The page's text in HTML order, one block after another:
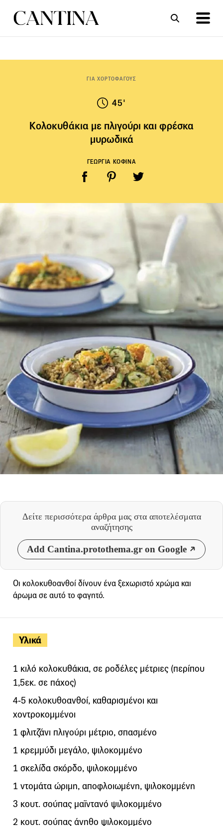
ΓΙΑ ΧΟΡΤΟΦΑΓΟΥΣ
45'
Κολοκυθάκια µε πλιγούρι και φρέσκα
µυρωδικά
ΓΕΩΡΓΙΑ ΚΟΦΙΝΑ
Δείτε περισσότερα άρθρα μας στα αποτελέσματα
αναζήτησης
Add Cantina.protothema.gr on Google
Υλικά
1 κιλό κολοκυθάκια, σε ροδέλες µέτριες (περίπου
1,5εκ. σε πάχος)
4-5 κολοκυθοανθοί, καθαρισµένοι και
χοντροκοµµένοι
1 φλιτζάνι πλιγούρι µέτριο, σπασµένο
1 κρεµµύδι µεγάλο, ψιλοκοµµένο
1 σκελίδα σκόρδο, ψιλοκοµµένο
1 ντοµάτα ώριµη, αποφλοιωµένη, ψιλοκοµµένη
3 κουτ. σούπας µαϊντανό ψιλοκοµµένο
2 κουτ. σούπας άνηθο ψιλοκοµµένο
Οι κολοκυθοανθοί δίνουν ένα ξεχωριστό χρώµα και
άρωµα σε αυτό το φαγητό.